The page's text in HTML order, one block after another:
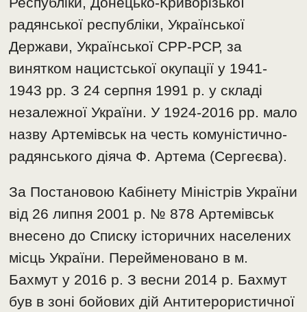
радянської республіки, Української
Держави, Української СРР-РСР, за
винятком нацистської окупації у 1941-
1943 рр. З 24 серпня 1991 р. у складі
незалежної України. У 1924-2016 рр. мало
назву Артемівськ на честь комуністично-
радянського діяча Ф. Артема (Сергеєва).
За Постановою Кабінету Міністрів України
від 26 липня 2001 р. № 878 Артемівськ
внесено до Списку історичних населених
місць України. Перейменовано в м.
Бахмут у 2016 р. З весни 2014 р. Бахмут
був в зоні бойових дій Антитерористичної